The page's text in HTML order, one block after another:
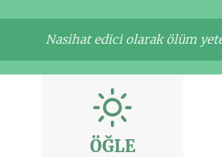
Nasihat edici olarak ölüm
ÖĞLE